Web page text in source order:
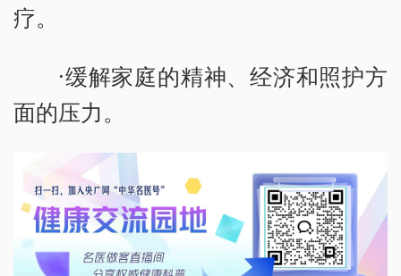
疗。
·缓解家庭的精神、经济和照护方
面的压力。